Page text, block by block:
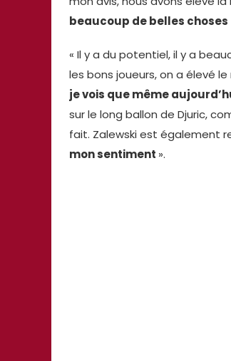
beaucoup de belles choses
« Il y a du potentiel, il y a
les bons joueurs, on a élevé le
je vois que même
sur le long ballon de Djuric,
fait. Zalewski est également
mon sentiment ».